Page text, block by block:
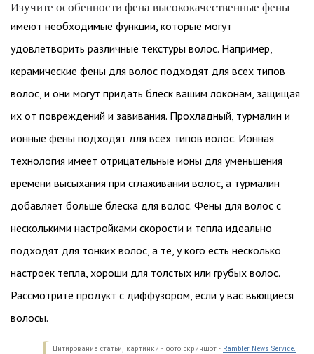
Изучите особенности фена высококачественные фены
имеют необходимые функции, которые могут
удовлетворить различные текстуры волос. Например,
керамические фены для волос подходят для всех типов
волос, и они могут придать блеск вашим локонам, защищая
их от повреждений и завивания. Прохладный, турмалин и
ионные фены подходят для всех типов волос. Ионная
технология имеет отрицательные ионы для уменьшения
времени высыхания при сглаживании волос, а турмалин
добавляет больше блеска для волос. Фены для волос с
несколькими настройками скорости и тепла идеально
подходят для тонких волос, а те, у кого есть несколько
настроек тепла, хороши для толстых или грубых волос.
Рассмотрите продукт с диффузором, если у вас вьющиеся
волосы.
Цитирование статьи, картинки - фото скриншот - Rambler News Service.